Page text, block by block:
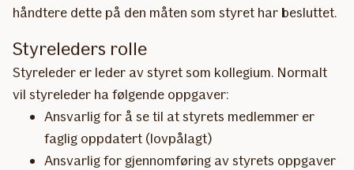
håndtere dette på den måten som styret har besluttet.
Styreleders rolle
Styreleder er leder av styret som kollegium. Normalt
vil styreleder ha følgende oppgaver:
Ansvarlig for å se til at styrets medlemmer er
faglig oppdatert (lovpålagt)
Ansvarlig for gjennomføring av styrets oppgaver